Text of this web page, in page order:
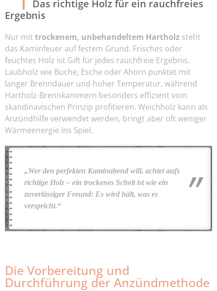
Das richtige Holz für ein rauchfreies
Ergebnis
Nur mit trockenem, unbehandeltem Hartholz steht
das Kaminfeuer auf festem Grund. Frisches oder
feuchtes Holz ist Gift für jedes rauchfreie Ergebnis.
Laubholz wie Buche, Esche oder Ahorn punktet mit
langer Brenndauer und hoher Temperatur, während
Hartholz-Brennkammern besonders effizient vom
skandinavischen Prinzip profitieren. Weichholz kann als
Anzündhilfe verwendet werden, bringt aber oft weniger
Wärmeenergie ins Spiel.
„Wer den perfekten Kaminabend will, achtet aufs
richtige Holz – ein trockenes Scheit ist wie ein
zuverlässiger Freund: Es wird hält, was es
verspricht.“
Die Vorbereitung und
Durchführung der Anzündmethode